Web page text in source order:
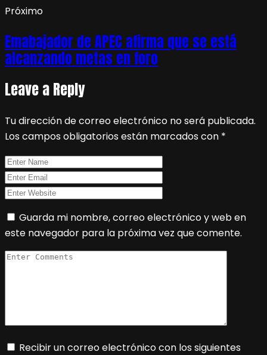
Próximo
Emabajador de APEC afirma que se está
alcanzando metas en foro
Leave a Reply
Tu dirección de correo electrónico no será publicada.
Los campos obligatorios están marcados con *
Guarda mi nombre, correo electrónico y web en
este navegador para la próxima vez que comente.
Recibir un correo electrónico con los siguientes